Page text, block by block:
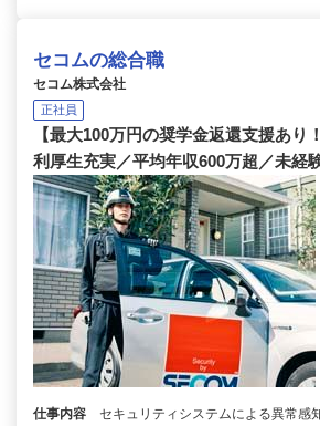
セコムの総合職
セコム株式会社
正社員
【最大100万円の奨学金返還支援あり
利厚生充実／平均年収600万超／未経
仕事内容
セキュリティシステムによる異常感